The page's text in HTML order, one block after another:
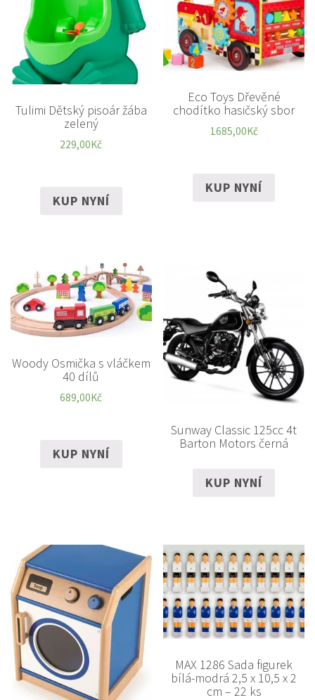
Tulimi Dětský pisoár žába
zelený
229,00Kč
KUP NYNÍ
Eco Toys Dřevěné
chodítko hasičský sbor
1685,00Kč
KUP NYNÍ
Woody Osmička s vláčkem
40 dílů
689,00Kč
KUP NYNÍ
Sunway Classic 125cc 4t
Barton Motors černá
KUP NYNÍ
MAX 1286 Sada figurek
bílá-modrá 2,5 x 10,5 x 2
cm – 22 ks